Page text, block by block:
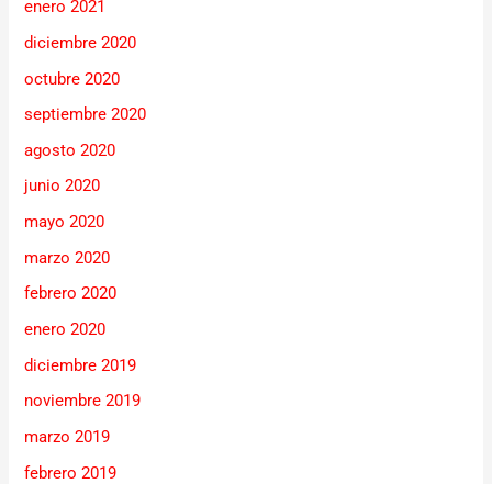
enero 2021
diciembre 2020
octubre 2020
septiembre 2020
agosto 2020
junio 2020
mayo 2020
marzo 2020
febrero 2020
enero 2020
diciembre 2019
noviembre 2019
marzo 2019
febrero 2019